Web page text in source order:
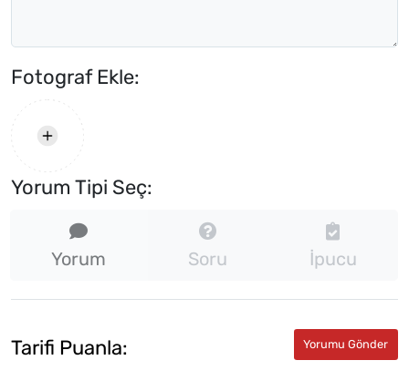
Fotograf Ekle:
Yorum Tipi Seç:
Yorum Soru İpucu
Tarifi Puanla: